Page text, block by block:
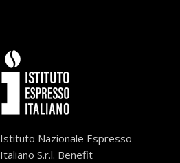
Istituto Nazionale Espresso
Italiano S.r.l. Benefit